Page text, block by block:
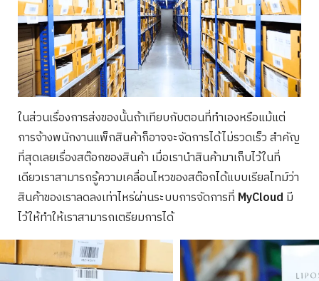
ในส่วนเรื่องการส่งของนั้นถ้าเทียบกับตอนที่ทำเองหรือแม้แต่
การจ้างพนักงานแพ็กสินค้าก็อาจจะจัดการได้ไม่รวดเร็ว สำคัญ
ที่สุดเลยเรื่องสต๊อกของสินค้า เมื่อเรานำสินค้ามาเก็บไว้ในที่
เดียวเราสามารถรู้ความเคลื่อนไหวของสต๊อกได้แบบเรียลไทม์ว่า
สินค้าของเราลดลงเท่าไหร่ผ่านระบบการจัดการที่ MyCloud มี
ไว้ให้ทำให้เราสามารถเตรียมการได้